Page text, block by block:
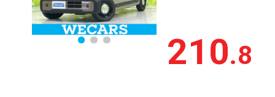
210.8